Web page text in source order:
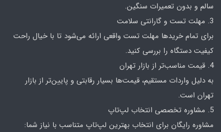
سالم و بدون تعمیرات سنگین.
3. مهلت تست و گارانتی سلامت
برای تمام خریدها مهلت تست واقعی ارائه می‌شود تا با خیال راحت
کیفیت دستگاه را بررسی کنید.
4. قیمت مناسب‌تر از بازار تهران
به دلیل واردات مستقیم، قیمت‌ها بسیار رقابتی و پایین‌تر از بازار
تهران است.
5. مشاوره تخصصی انتخاب لپ‌تاپ
مشاوره رایگان برای انتخاب بهترین لپ‌تاپ متناسب با نیاز شما: